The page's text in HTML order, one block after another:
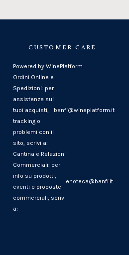
CUSTOMER CARE
Powered by WinePlatform
Ordini Online e
Spedizioni: per
assistenza sui
tuoi acquisti,
tracking o
problemi con il
sito, scrivi a:
banfi@wineplatform.it
Cantina e Relazioni
Commerciali: per
info su prodotti,
eventi o proposte
commerciali, scrivi
a:
enoteca@banfi.it